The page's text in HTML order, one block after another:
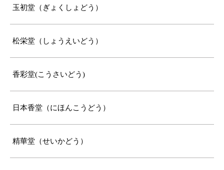
玉初堂（ぎょくしょどう）
松栄堂（しょうえいどう）
香彩堂(こうさいどう)
日本香堂（にほんこうどう）
精華堂（せいかどう）